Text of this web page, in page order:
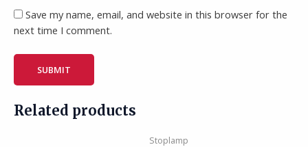
Save my name, email, and website in this browser for the
next time I comment.
Related products
Stoplamp